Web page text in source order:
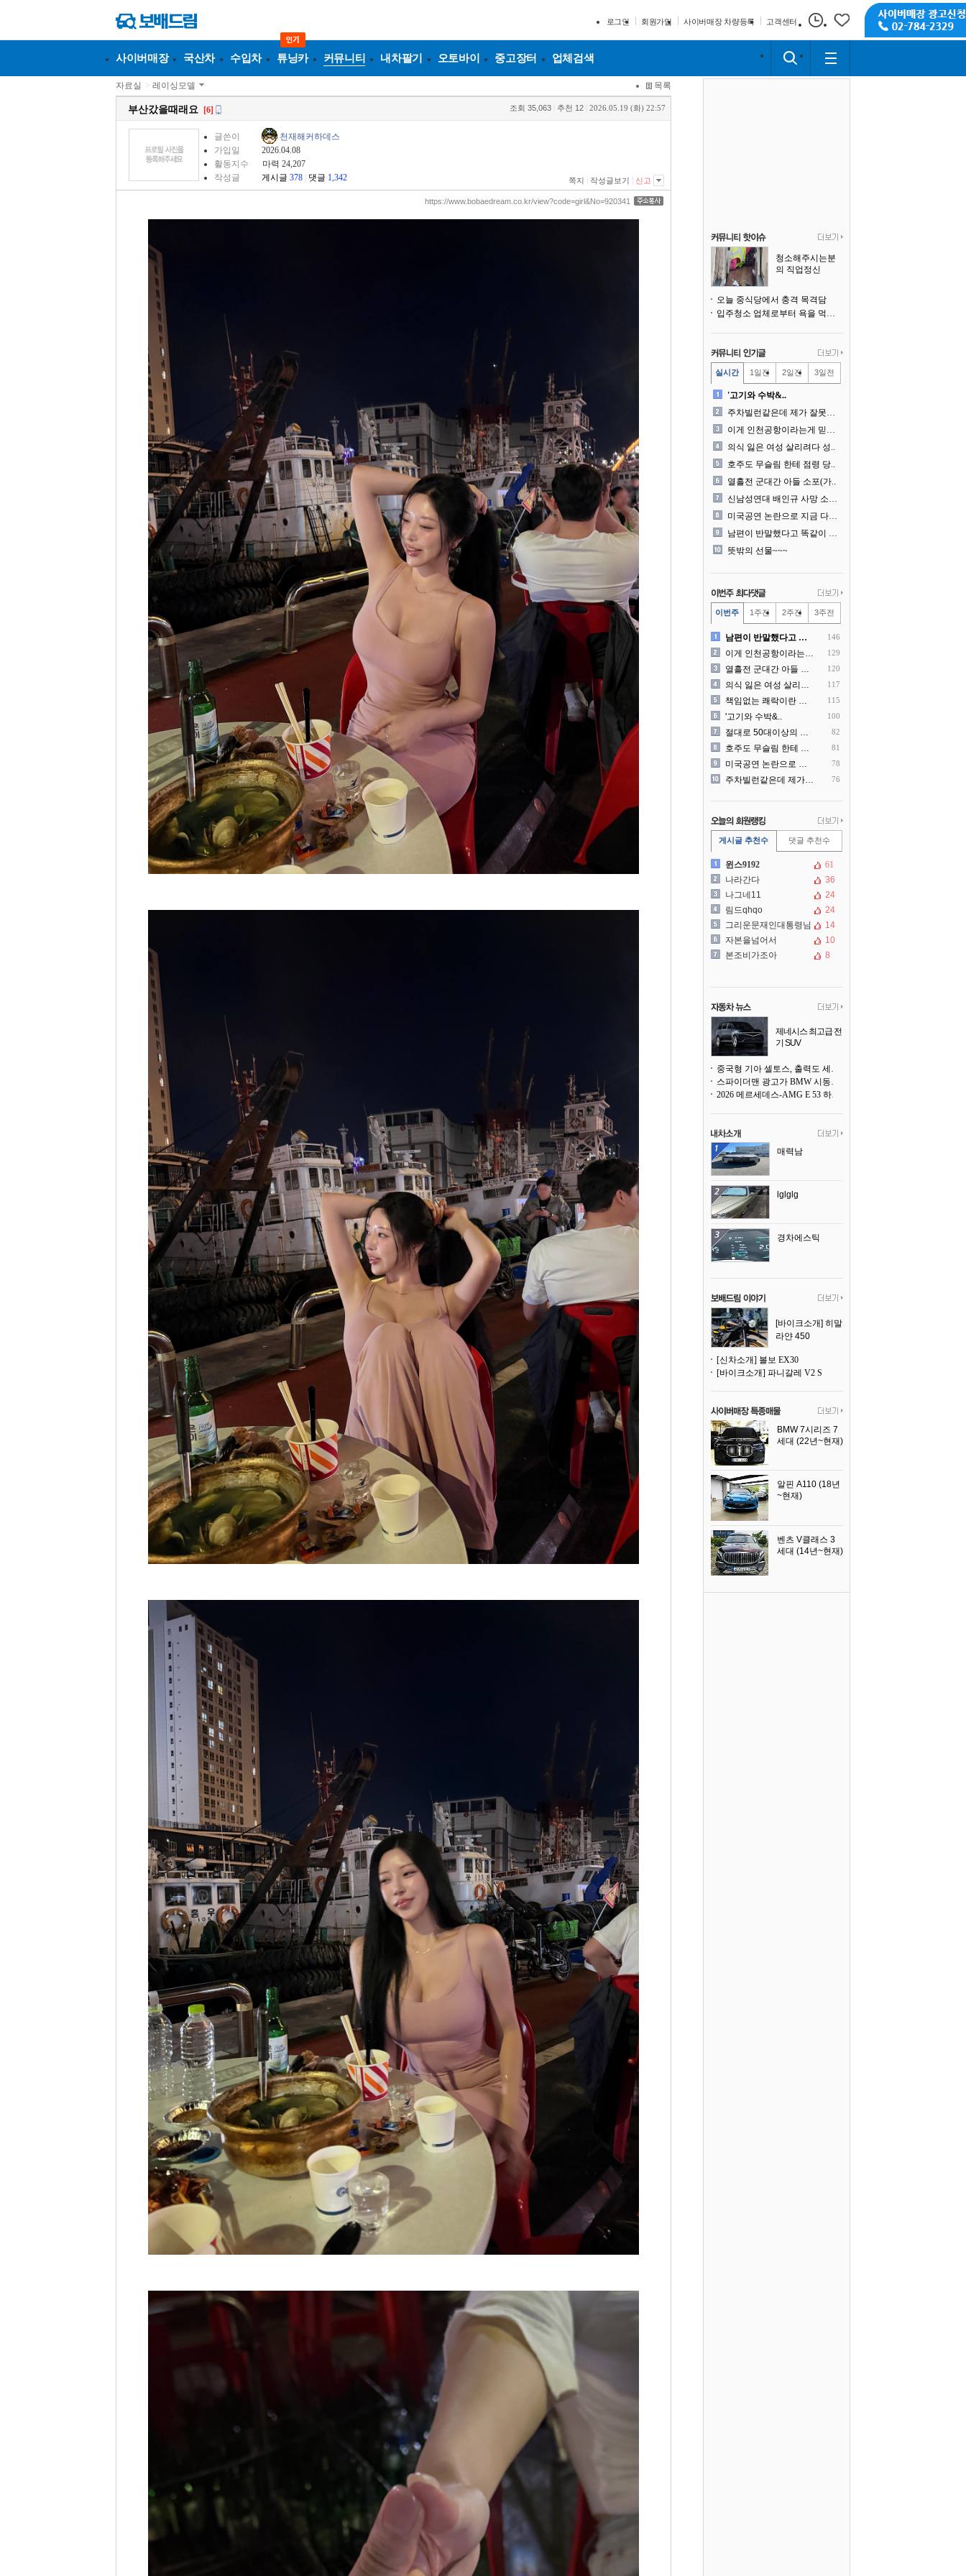
로그인 회원가입 사이버매장 차량등록 고객센터
사이버매장 국산차 수입차 튜닝카 커뮤니티 내차팔기 오토바이 중고장터 업체검색
자료실 > 레이싱모델 목록
부산갔을때래요 [6] 조회 35,063 추천 12 2026.05.19 (화) 22:57
글쓴이
천재해커하데스
가입일
2026.04.08
활동지수
마력 24,207
작성글
게시글 378 댓글 1,342 쪽지 작성글보기 신고
https://www.bobaedream.co.kr/view?code=girl&No=920341
청소해주시는분
의 직업정신
오늘 중식당에서 충격 목격담
입주청소 업체로부터 욕을 먹고 있습니다
실시간 1일전 2일전 3일전
'고기와 수박&..
주차빌런같은데 제가 잘못한건..
이게 인천공항이라는게 믿겨지..
의식 잃은 여성 살리려다 성..
호주도 무슬림 한테 점령 당..
열흘전 군대간 아들 소포(가..
신남성연대 배인규 사망 소식..
미국공연 논란으로 지금 다시..
남편이 반말했다고 똑같이 반..
뜻밖의 선물~~~
이번주 1주전 2주전 3주전
남편이 반말했다고 똑같이 반.. 146
이게 인천공항이라는게 믿겨지.. 129
열흘전 군대간 아들 소포(가.. 120
의식 잃은 여성 살리려다 성.. 117
책임없는 쾌락이란 말에 빡친.. 115
'고기와 수박&.. 100
절대로 50대이상의 딜러를 .. 82
호주도 무슬림 한테 점령 당.. 81
미국공연 논란으로 지금 다시.. 78
주차빌런같은데 제가 잘못한건.. 76
게시글 추천수 댓글 추천수
윈스9192
61
나라간다
36
나그네11
24
림드qhqo
24
그리운문재인대통령님
14
자본을넘어서
10
본조비가조아
8
제네시스 최고급 전
기 SUV
중국형 기아 셀토스, 출력도 세지고 27인치 초대형 디스플레이까지
스파이더맨 광고가 BMW 시동화면을 점령하다, 오너들은 불만
2026 메르세데스-AMG E 53 하이브리드 왜건 시승기
매력남
lglglg
경차에스틱
[바이크소개] 히말
라얀 450
[신차소개] 볼보 EX30
[바이크소개] 파니갈레 V2 S
BMW 7시리즈 7
세대 (22년~현재)
알핀 A110 (18년
~현재)
벤츠 V클래스 3
세대 (14년~현재)